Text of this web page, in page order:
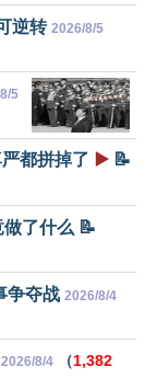
逆转 2026/8/5
5
都拼掉了 ▶️ 📝
了什么 📝
争夺战 2026/8/4
2026/8/4 （1,382